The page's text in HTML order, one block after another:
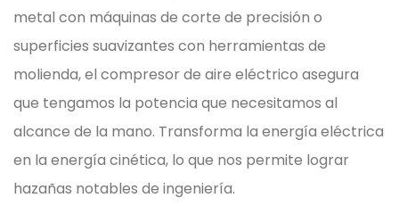
metal con máquinas de corte de precisión o
superficies suavizantes con herramientas de
molienda, el compresor de aire eléctrico asegura
que tengamos la potencia que necesitamos al
alcance de la mano. Transforma la energía eléctrica
en la energía cinética, lo que nos permite lograr
hazañas notables de ingeniería.